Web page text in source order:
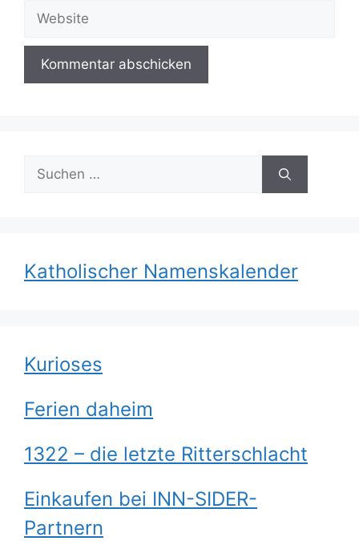
Website
Suchen
nach:
Katholischer Namenskalender
Kurioses
Ferien daheim
1322 – die letzte Ritterschlacht
Einkaufen bei INN-SIDER-
Partnern